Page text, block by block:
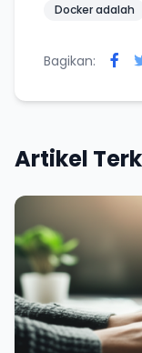
Docker adalah
Bagikan:
Artikel